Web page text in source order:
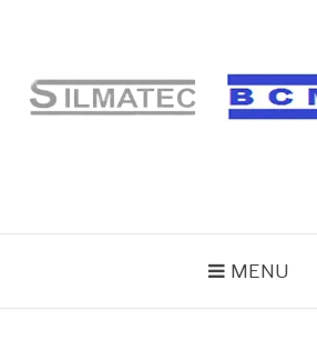
conteúdo
MENU